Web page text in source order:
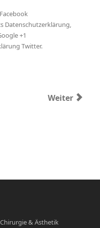
Datenschutzerklärung,
+1
Twitter.
Behandlungen
Nächster
Weiter
& Ästhetik